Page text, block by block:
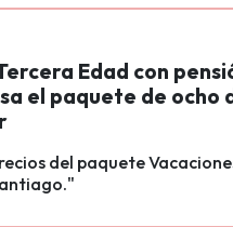
Edad con
el paquete de ocho
del paquete